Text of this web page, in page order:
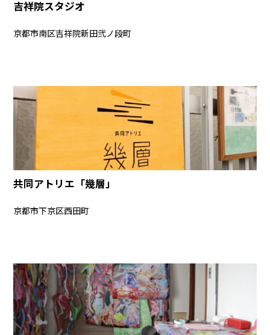
吉祥院スタジオ
京都市南区吉祥院新田弐ノ段町
共同アトリエ「幾層」
京都市下京区西田町